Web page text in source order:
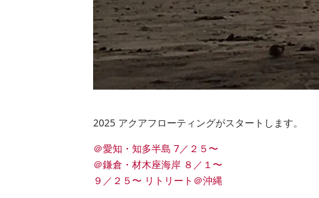
2025 アクアフローティングがスタートします。
＠愛知・知多半島 7／２５〜
＠鎌倉・材木座海岸 ８／１〜
９／２５〜 リトリート＠沖縄